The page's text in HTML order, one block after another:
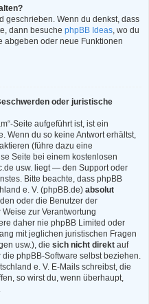
geschrieben. Wenn du denkst, dass
dann besuche phpBB Ideas, wo du
abgeben oder neue Funktionen
oder juristische
Seite aufgeführt ist, ist ein
Wenn du so keine Antwort erhältst,
(führe dazu eine
Seite bei einem kostenlosen
usw. liegt — den Support oder
Bitte beachte, dass phpBB
e. V. (phpBB.de) absolut
oder die Benutzer der
zur Verantwortung
daher nie phpBB Limited oder
mit jeglichen juristischen Fragen
usw.), die sich nicht direkt auf
phpBB-Software selbst beziehen.
e. V. E-Mails schreibst, die
so wirst du, wenn überhaupt,